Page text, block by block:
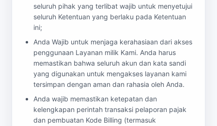
seluruh pihak yang terlibat wajib untuk menyetujui
seluruh Ketentuan yang berlaku pada Ketentuan
ini;
Anda Wajib untuk menjaga kerahasiaan dari akses
penggunaan Layanan milik Kami. Anda harus
memastikan bahwa seluruh akun dan kata sandi
yang digunakan untuk mengakses layanan kami
tersimpan dengan aman dan rahasia oleh Anda.
Anda wajib memastikan ketepatan dan
kelengkapan perintah transaksi pelaporan pajak
dan pembuatan Kode Billing (termasuk